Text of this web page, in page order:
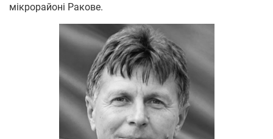
мікрорайоні Ракове.